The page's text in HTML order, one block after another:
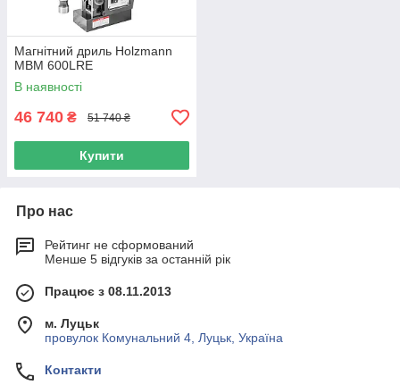
Магнітний дриль Holzmann
MBM 600LRE
В наявності
46 740 ₴ 51 740 ₴
Купити
Про нас
Рейтинг не сформований
Менше 5 відгуків за останній рік
Працює з 08.11.2013
м. Луцьк
провулок Комунальний 4, Луцьк, Україна
Контакти